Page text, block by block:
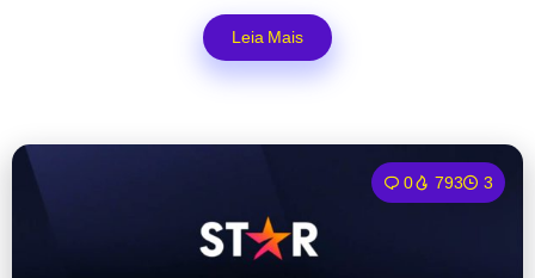
Leia Mais
0 793 3